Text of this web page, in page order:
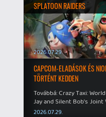
SPLATOON RAIDERS
2026.07.29.
CAPCOM-ELADÁSOK ÉS
TÖRTÉNT KEDDEN
Továbbá: Crazy Taxi:
Jay and Silent Bob's
No More Room in Hell,
2026.07.29.